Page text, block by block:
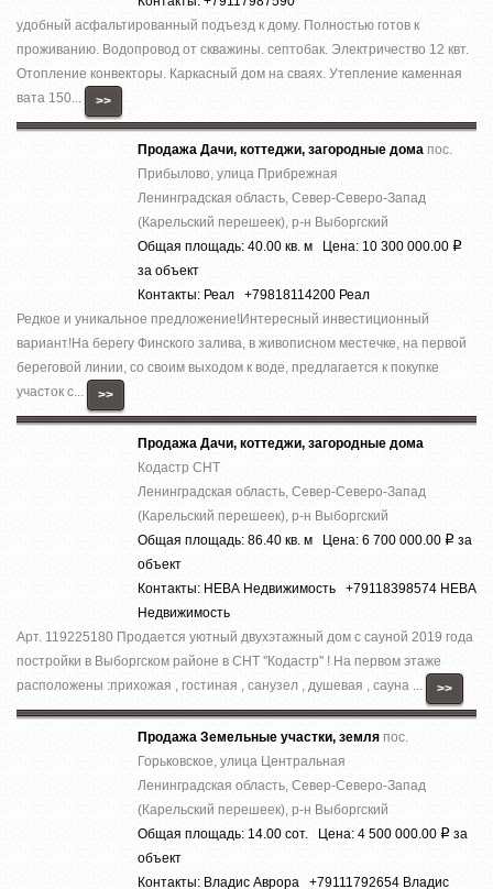
удобный асфальтированный подъезд к дому. Полностью готов к
проживанию. Водопровод от скважины. септобак. Электричество 12 квт.
Отопление конвекторы. Каркасный дом на сваях. Утепление каменная
вата 150...
>>
Продажа Дачи, коттеджи, загородные дома пос.
Прибылово, улица Прибрежная
Ленинградская область, Север-Северо-Запад
(Карельский перешеек), р-н Выборгский
Общая площадь: 40.00 кв. м Цена: 10 300 000.00 Р
за объект
Контакты: Реал +79818114200 Реал
Редкое и уникальное предложение!Интересный инвестиционный
вариант!На берегу Финского залива, в живописном местечке, на первой
береговой линии, со своим выходом к воде, предлагается к покупке
участок с...
>>
Продажа Дачи, коттеджи, загородные дома
Кодастр СНТ
Ленинградская область, Север-Северо-Запад
(Карельский перешеек), р-н Выборгский
Общая площадь: 86.40 кв. м Цена: 6 700 000.00 Р за
объект
Контакты: НЕВА Недвижимость +79118398574 НЕВА
Недвижимость
Арт. 119225180 Продается уютный двухэтажный дом с сауной 2019 года
постройки в Выборгском районе в СНТ ''Кодастр'' ! На первом этаже
расположены :прихожая , гостиная , санузел , душевая , сауна ...
>>
Продажа Земельные участки, земля пос.
Горьковское, улица Центральная
Ленинградская область, Север-Северо-Запад
(Карельский перешеек), р-н Выборгский
Общая площадь: 14.00 сот. Цена: 4 500 000.00 Р за
объект
Контакты: Владис Аврора +79111792654 Владис